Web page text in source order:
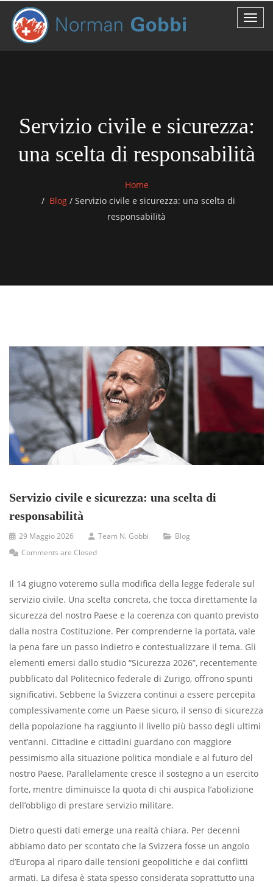
Servizio civile e sicurezza:
una scelta di responsabilità
Home
Blog /Servizio civile e sicurezza: una scelta di
responsabilità
Servizio civile e sicurezza: una scelta di
responsabilità
29 Maggio 2026 Team N. Gobbi
Blog
Comments are Closed
Il 14 giugno voteremo sulla modifica della legge federale sul
servizio civile. Una scelta concreta, che tocca direttamente la
sicurezza del nostro Paese e la coerenza con quanto previsto
dalla nostra Costituzione. Per comprenderne la portata, vale
la pena fare un passo indietro e contestualizzare il tema. Gli
elementi emersi dallo studio “Sicurezza 2026”, recentemente
pubblicato dal Politecnico federale di Zurigo, offrono spunti
significativi. Sebbene la Svizzera continui a essere percepita
complessivamente come un Paese sicuro, il senso di sicurezza
della popolazione ha raggiunto il livello più basso degli ultimi
vent’anni. Cittadine e cittadini guardano con maggiore
pessimismo alla situazione politica mondiale e al futuro del
nostro Paese. Parallelamente cresce il sostegno a un esercito
forte, mentre diminuisce la quota di chi auspica l’abolizione
dell’obbligo di prestare servizio militare.
Dietro questi dati emerge una realtà chiara. Per decenni
abbiamo dato per scontato che la Svizzera fosse un angolo
d’Europa al riparo dalle tensioni geopolitiche e dai conflitti
armati. La difesa è stata spesso considerata soprattutto una